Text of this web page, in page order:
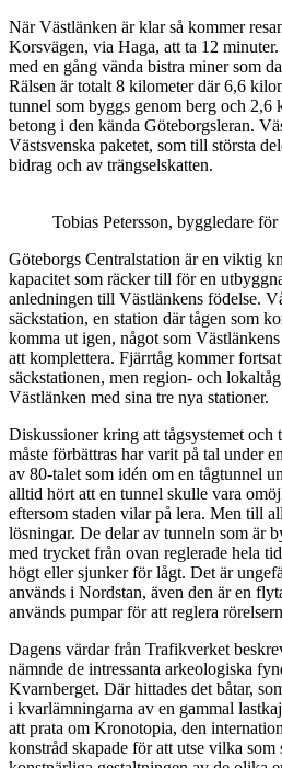
När Västlänken är klar så kommer
Korsvägen, via Haga, att ta 12
med en gång vända bistra miner som
Rälsen är totalt 8 kilometer där 6,6
tunnel som byggs genom berg och 2,6
betong i den kända Göteborgsleran.
Västsvenska paketet, som till största
bidrag och av trängselskatten.
Tobias Petersson, byggledare
Göteborgs Centralstation är en viktig
kapacitet som räcker till för en
anledningen till Västlänkens födelse.
säckstation, en station där tågen som
komma ut igen, något som
att komplettera. Fjärrtåg kommer
säckstationen, men region- och
Västlänken med sina tre nya stationer.
Diskussioner kring att tågsystemet
måste förbättras har varit på tal under
av 80-talet som idén om en tågtunnel
alltid hört att en tunnel skulle vara
eftersom staden vilar på lera. Men till
lösningar. De delar av tunneln som är
med trycket från ovan reglerade hela
högt eller sjunker för lågt. Det är
används i Nordstan, även den är en
används pumpar för att reglera
Dagens värdar från Trafikverket
nämnde de intressanta arkeologiska
Kvarnberget. Där hittades det båtar,
i kvarlämningarna av en gammal
att prata om Kronotopia, den
konstråd skapade för att utse vilka